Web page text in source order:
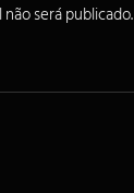
será publicado.